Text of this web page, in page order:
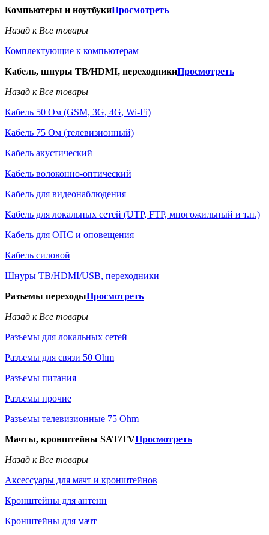
Компьютеры и ноутбукиПросмотреть
Назад к Все товары
Комплектующие к компьютерам
Кабель, шнуры ТВ/HDMI, переходникиПросмотреть
Назад к Все товары
Кабель 50 Ом (GSM, 3G, 4G, Wi-Fi)
Кабель 75 Ом (телевизионный)
Кабель акустический
Кабель волоконно-оптический
Кабель для видеонаблюдения
Кабель для локальных сетей (UTP, FTP, многожильный и т.п.)
Кабель для ОПС и оповещения
Кабель силовой
Шнуры ТВ/HDMI/USB, переходники
Разъемы переходыПросмотреть
Назад к Все товары
Разъемы для локальных сетей
Разъемы для связи 50 Ohm
Разъемы питания
Разъемы прочие
Разъемы телевизионные 75 Ohm
Мачты, кронштейны SAT/TVПросмотреть
Назад к Все товары
Аксессуары для мачт и кронштейнов
Кронштейны для антенн
Кронштейны для мачт